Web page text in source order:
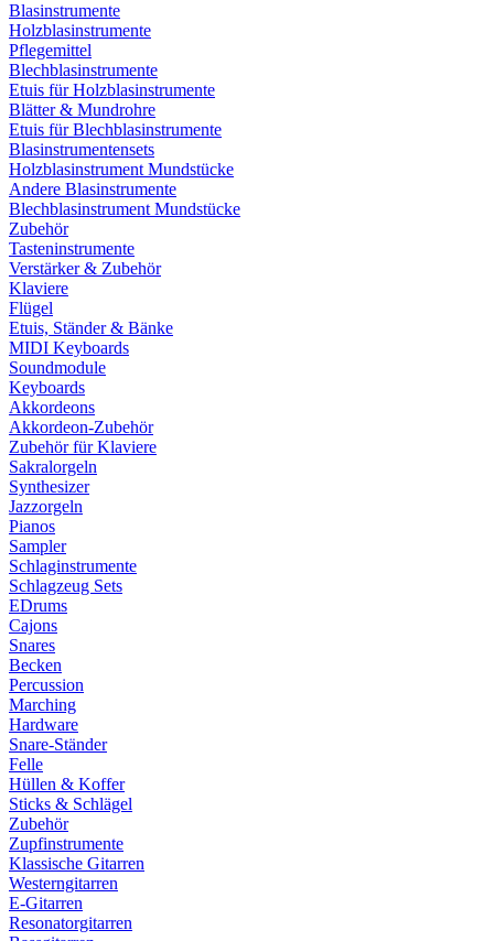
Blasinstrumente
Holzblasinstrumente
Pflegemittel
Blechblasinstrumente
Etuis für Holzblasinstrumente
Blätter & Mundrohre
Etuis für Blechblasinstrumente
Blasinstrumentensets
Holzblasinstrument Mundstücke
Andere Blasinstrumente
Blechblasinstrument Mundstücke
Zubehör
Tasteninstrumente
Verstärker & Zubehör
Klaviere
Flügel
Etuis, Ständer & Bänke
MIDI Keyboards
Soundmodule
Keyboards
Akkordeons
Akkordeon-Zubehör
Zubehör für Klaviere
Sakralorgeln
Synthesizer
Jazzorgeln
Pianos
Sampler
Schlaginstrumente
Schlagzeug Sets
EDrums
Cajons
Snares
Becken
Percussion
Marching
Hardware
Snare-Ständer
Felle
Hüllen & Koffer
Sticks & Schlägel
Zubehör
Zupfinstrumente
Klassische Gitarren
Westerngitarren
E-Gitarren
Resonatorgitarren